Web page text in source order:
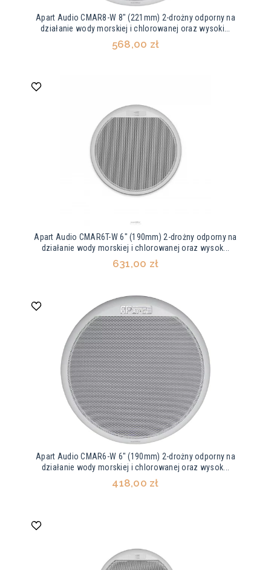
Apart Audio CMAR8-W 8" (221mm) 2-drożny odporny na
działanie wody morskiej i chlorowanej oraz wysoki...
568,00 zł
Apart Audio CMAR6T-W 6" (190mm) 2-drożny odporny na
działanie wody morskiej i chlorowanej oraz wysok...
631,00 zł
Apart Audio CMAR6-W 6" (190mm) 2-drożny odporny na
działanie wody morskiej i chlorowanej oraz wysok...
418,00 zł